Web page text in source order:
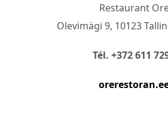
Restaurant
Olevimägi 9, 10123
Tél. +372 611